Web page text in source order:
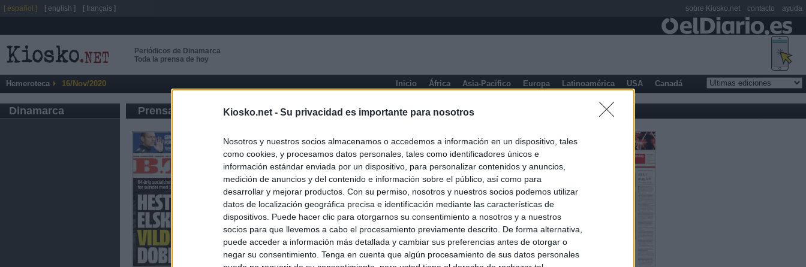
Kiosko.net - Su privacidad es importante para nosotros
Nosotros y nuestros socios almacenamos o accedemos a información en un dispositivo, tales
como cookies, y procesamos datos personales, tales como identificadores únicos e
información estándar enviada por un dispositivo, para personalizar contenidos y anuncios,
medición de anuncios y del contenido e información sobre el público, así como para
desarrollar y mejorar productos. Con su permiso, nosotros y nuestros socios podemos utilizar
datos de localización geográfica precisa e identificación mediante las características de
dispositivos. Puede hacer clic para otorgarnos su consentimiento a nosotros y a nuestros
socios para que llevemos a cabo el procesamiento previamente descrito. De forma alternativa,
puede acceder a información más detallada y cambiar sus preferencias antes de otorgar o
negar su consentimiento. Tenga en cuenta que algún procesamiento de sus datos personales
Periódicos de Dinamarca
Toda la prensa de hoy
Hemeroteca 16/Nov/2020 Inicio África Asia-Pacífico Europa Latinoamérica USA Canadá
Dinamarca Prensa de Información General
[ español ] [ english ] [ français ] sobre Kiosko.net contacto ayuda